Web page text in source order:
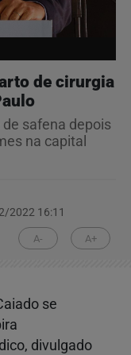
de cirurgia
safena depois
na capital
2022 16:11
A- A+
se
divulgado